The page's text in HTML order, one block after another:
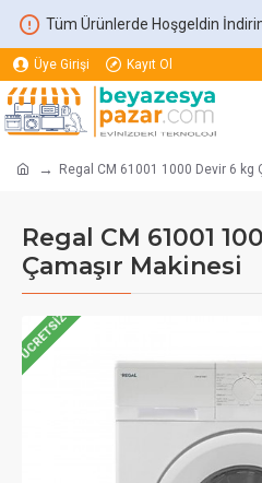
Tüm Ürünlerde Hoşgeldin
Üye Girişi Kayıt Ol
Regal CM 61001 1000 Devir 6 kg
Regal CM 61001
Çamaşır Makinesi
ÜCRETSIZ